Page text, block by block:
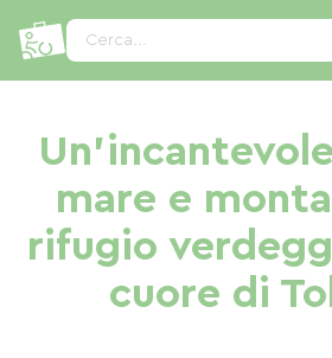
Cerca...
mare e
rifugio
cuore di
Pannello di gestione dei cookies